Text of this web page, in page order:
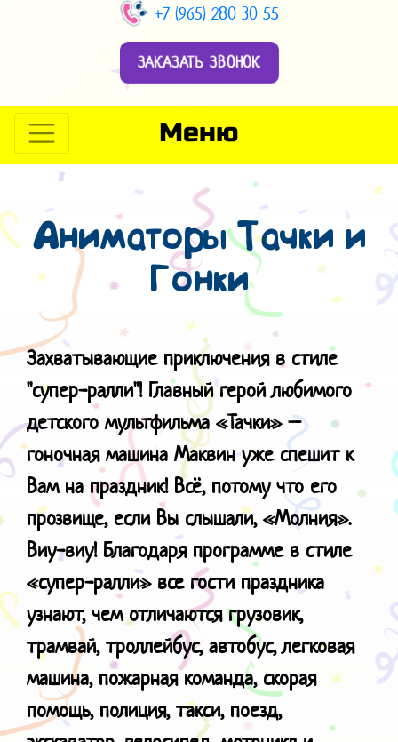
+7 (965) 280 30 55
ЗАКАЗАТЬ ЗВОНОК
Меню
Аниматоры Тачки и
Гонки
Захватывающие приключения в стиле
"cупер-ралли"! Главный герой любимого
детского мультфильма «Тачки» –
гоночная машина Маквин уже спешит к
Вам на праздник! Всё, потому что его
прозвище, если Вы слышали, «Молния».
Виу-виу! Благодаря программе в стиле
«супер-ралли» все гости праздника
узнают, чем отличаются грузовик,
трамвай, троллейбус, автобус, легковая
машина, пожарная команда, скорая
помощь, полиция, такси, поезд,